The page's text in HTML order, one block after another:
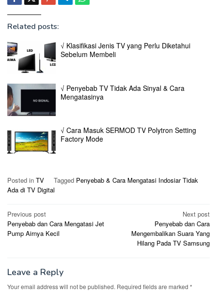
Related posts:
√ Klasifikasi Jenis TV yang Perlu Diketahui
Sebelum Membeli
√ Penyebab TV Tidak Ada Sinyal & Cara
Mengatasinya
√ Cara Masuk SERMOD TV Polytron Setting
Factory Mode
Posted in TV Tagged Penyebab & Cara Mengatasi Indosiar Tidak
Ada di TV Digital
Post
navigation
Previous post
Penyebab dan Cara Mengatasi Jet
Pump Airnya Kecil
Next post
Penyebab dan Cara
Mengembalikan Suara Yang
Hilang Pada TV Samsung
Leave a Reply
Your email address will not be published. Required fields are marked *